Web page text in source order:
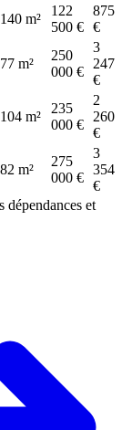
140 m²
122
500 €
875
€
77 m²
250
000 €
3
247
€
104 m²
235
000 €
2
260
€
82 m²
275
000 €
3
354
€
dépendances et